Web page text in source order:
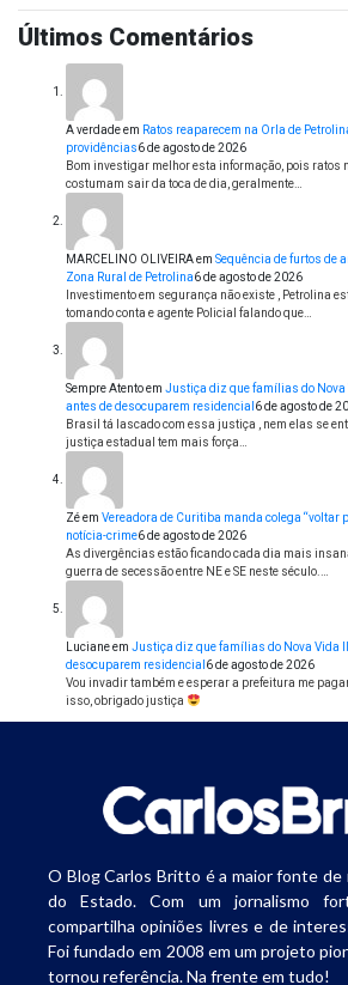
Últimos Comentários
A verdadeem Ratos reaparecem na Orla de
providências6 de agosto de 2026
Bom investigar melhor esta informação, pois ratos
costumam sair da toca de dia, geralmente…
MARCELINO OLIVEIRAem Sequência de furtos de
Zona Rural de Petrolina6 de agosto de 2026
Investimento em segurança não existe , Petrolina
tomando conta e agente Policial falando que…
Sempre Atentoem Justiça diz que famílias do
antes de desocuparem residencial 6 de agosto de
Brasil tá lascado com essa justiça , nem elas se
justiça estadual tem mais força…
Zéem Vereadora de Curitiba manda colega “voltar
notícia-crime6 de agosto de 2026
As divergências estão ficando cada dia mais
guerra de secessão entre NE e SE neste século.…
Lucianeem Justiça diz que famílias do Nova Vida
desocuparem residencial 6 de agosto de 2026
Vou invadir também e esperar a prefeitura me
isso, obrigado justiça
O Blog Carlos Britto é a maior fonte
do Estado. Com um jornalismo
compartilha opiniões livres e de
Foi fundado em 2008 em um projeto
tornou referência. Na frente em tudo!